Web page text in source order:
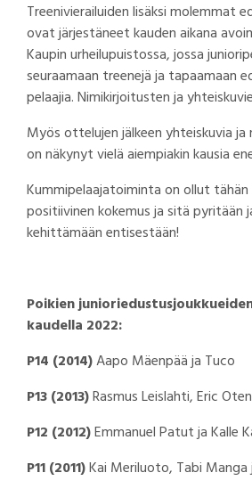
Treenivierailuiden lisäksi molemmat
ovat järjestäneet kauden aikana
Kaupin urheilupuistossa, jossa
seuraamaan treenejä ja tapaamaan
pelaajia. Nimikirjoitusten ja
Myös ottelujen jälkeen yhteiskuvia ja
on näkynyt vielä aiempiakin kausia
Kummipelaajatoiminta on ollut tähän
positiivinen kokemus ja sitä pyritään
kehittämään entisestään!
Poikien
kaudella 2022:
P14 (2014)Aapo Mäenpää ja Tuco
P13 (2013)Rasmus Leislahti, Eric
P12 (2012)Emmanuel Patut ja Kalle
P11 (2011)Kai Meriluoto, Tabi Manga